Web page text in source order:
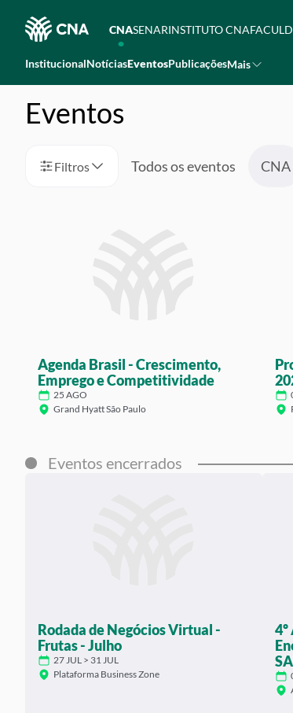
CNASENARINSTITUTO CNA
InstitucionalNotíciasEventosPublicaçõesMais
Eventos
Filtros Todos os eventos CNA
Agenda Brasil - Crescimento,
Emprego e Competitividade
25 AGO
Grand Hyatt São Paulo
Eventos encerrados
Rodada de Negócios Virtual -
Frutas - Julho
27 JUL > 31 JUL
Plataforma Business Zone